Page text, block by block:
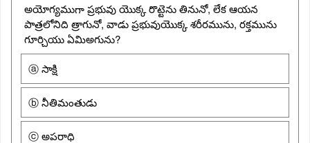
అయోగ్యముగా ప్రభువు యొక్క రొట్టెను తినునో, లేక ఆయన
పాత్రలోనిది త్రాగునో, వాడు ప్రభువుయొక్క శరీరమును, రక్తమును
గూర్చియు ఏమిఅగును?
ⓐ సాక్షి
ⓑ నీతిమంతుడు
ⓒ అపరాధి